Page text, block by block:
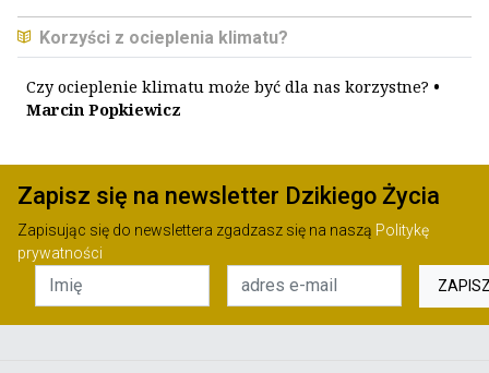
Korzyści z ocieplenia klimatu?
Czy ocieplenie klimatu może być dla nas korzystne? •
Marcin Popkiewicz
Zapisz się na newsletter Dzikiego Życia
Zapisując się do newslettera zgadzasz się na naszą Politykę
prywatności